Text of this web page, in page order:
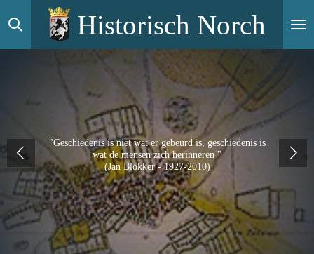
direct
Historisch Norch
"Geschiedenis is niet wat er gebeurd is, geschiedenis is
wat de mensen zich herinneren "
(Jan Blokker - 1927-2010)